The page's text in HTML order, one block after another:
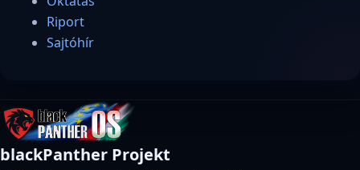
Riport
Sajtóhír
blackPanther Projekt